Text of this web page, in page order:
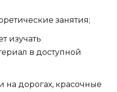
занятия;
изучать
в доступной
на дорогах, красочные